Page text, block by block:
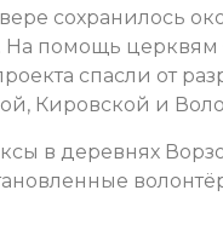
сохранилось
На помощь
спасли от
Кировской и
в деревнях